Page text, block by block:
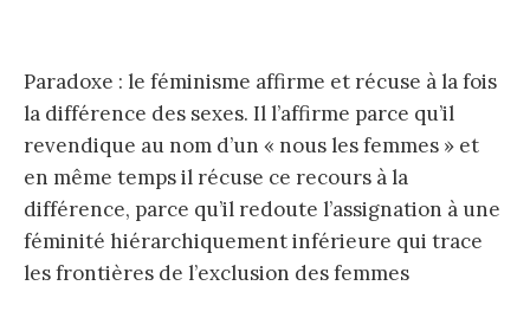
Paradoxe : le féminisme affirme et récuse à la fois
la différence des sexes. Il l’affirme parce qu’il
revendique au nom d’un « nous les femmes » et
en même temps il récuse ce recours à la
différence, parce qu’il redoute l’assignation à une
féminité hiérarchiquement inférieure qui trace
les frontières de l’exclusion des femmes